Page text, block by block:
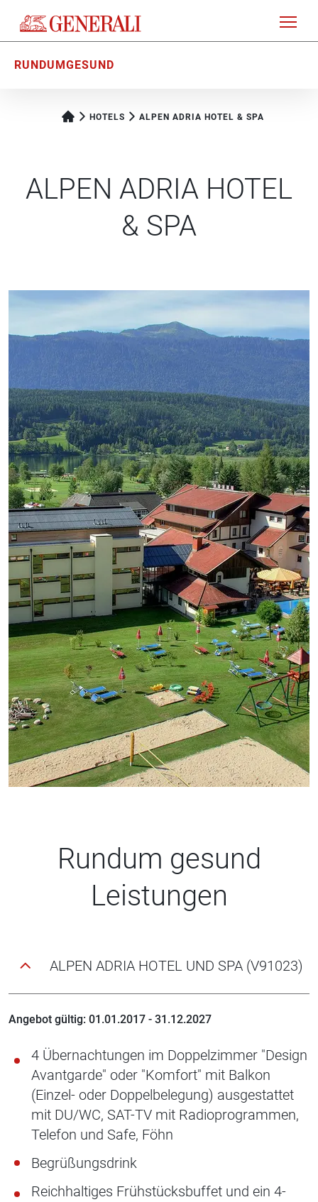
RUNDUMGESUND
HOTELS ALPEN ADRIA HOTEL & SPA
ALPEN ADRIA HOTEL
& SPA
Rundum gesund
Leistungen
ALPEN ADRIA HOTEL UND SPA (V91023)
Angebot gültig: 01.01.2017 - 31.12.2027
4 Übernachtungen im Doppelzimmer "Design
Avantgarde" oder "Komfort" mit Balkon
(Einzel- oder Doppelbelegung) ausgestattet
mit DU/WC, SAT-TV mit Radioprogrammen,
Telefon und Safe, Föhn
Begrüßungsdrink
Reichhaltiges Frühstücksbuffet und ein 4-